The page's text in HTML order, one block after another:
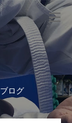
ログ